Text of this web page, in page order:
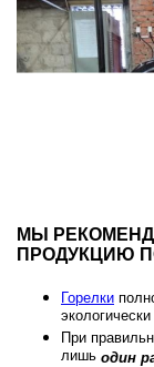
МЫ
ПРОДУКЦИЮ
Горелки
При
лишь один